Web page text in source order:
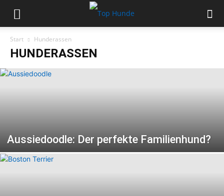
Start Hunderassen
HUNDERASSEN
Aussiedoodle: Der perfekte Familienhund?